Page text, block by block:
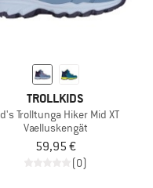
TROLLKIDS
Trolltunga Hiker Mid XT
Vaelluskengät
59,95 €
(0)